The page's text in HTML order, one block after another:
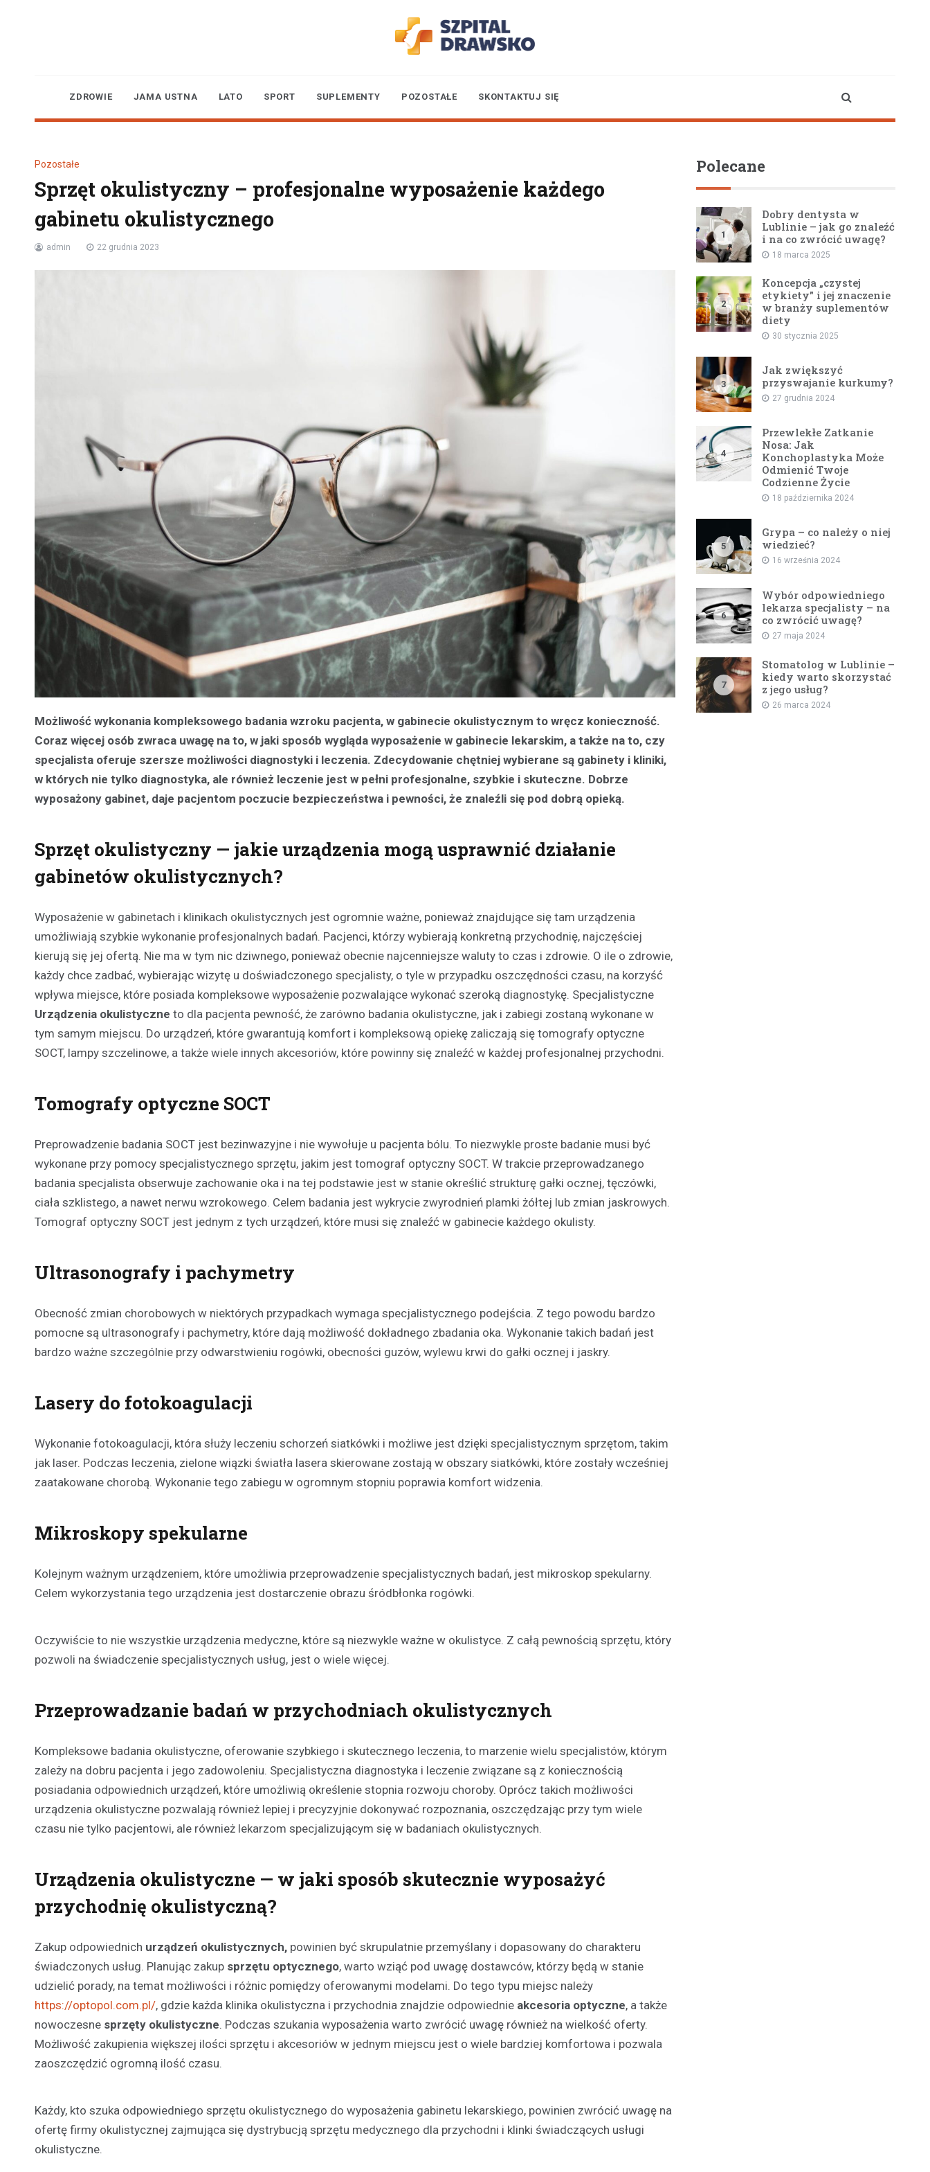
drawsko.pl
ZDROWIE JAMA USTNA LATO SPORT SUPLEMENTY POZOSTAŁE SKONTAKTUJ SIĘ
Pozostałe
Sprzęt okulistyczny – profesjonalne wyposażenie każdego
gabinetu okulistycznego
admin 22 grudnia 2023
Możliwość wykonania kompleksowego badania wzroku pacjenta, w gabinecie okulistycznym to wręcz konieczność.
Coraz więcej osób zwraca uwagę na to, w jaki sposób wygląda wyposażenie w gabinecie lekarskim, a także na to, czy
specjalista oferuje szersze możliwości diagnostyki i leczenia. Zdecydowanie chętniej wybierane są gabinety i kliniki,
w których nie tylko diagnostyka, ale również leczenie jest w pełni profesjonalne, szybkie i skuteczne. Dobrze
wyposażony gabinet, daje pacjentom poczucie bezpieczeństwa i pewności, że znaleźli się pod dobrą opieką.
Sprzęt okulistyczny — jakie urządzenia mogą usprawnić działanie
gabinetów okulistycznych?
Wyposażenie w gabinetach i klinikach okulistycznych jest ogromnie ważne, ponieważ znajdujące się tam urządzenia
umożliwiają szybkie wykonanie profesjonalnych badań. Pacjenci, którzy wybierają konkretną przychodnię, najczęściej
kierują się jej ofertą. Nie ma w tym nic dziwnego, ponieważ obecnie najcenniejsze waluty to czas i zdrowie. O ile o zdrowie,
każdy chce zadbać, wybierając wizytę u doświadczonego specjalisty, o tyle w przypadku oszczędności czasu, na korzyść
wpływa miejsce, które posiada kompleksowe wyposażenie pozwalające wykonać szeroką diagnostykę. Specjalistyczne
Urządzenia okulistyczne to dla pacjenta pewność, że zarówno badania okulistyczne, jak i zabiegi zostaną wykonane w
tym samym miejscu. Do urządzeń, które gwarantują komfort i kompleksową opiekę zaliczają się tomografy optyczne
SOCT, lampy szczelinowe, a także wiele innych akcesoriów, które powinny się znaleźć w każdej profesjonalnej przychodni.
Tomografy optyczne SOCT
Preprowadzenie badania SOCT jest bezinwazyjne i nie wywołuje u pacjenta bólu. To niezwykle proste badanie musi być
wykonane przy pomocy specjalistycznego sprzętu, jakim jest tomograf optyczny SOCT. W trakcie przeprowadzanego
badania specjalista obserwuje zachowanie oka i na tej podstawie jest w stanie określić strukturę gałki ocznej, tęczówki,
ciała szklistego, a nawet nerwu wzrokowego. Celem badania jest wykrycie zwyrodnień plamki żółtej lub zmian jaskrowych.
Tomograf optyczny SOCT jest jednym z tych urządzeń, które musi się znaleźć w gabinecie każdego okulisty.
Ultrasonografy i pachymetry
Obecność zmian chorobowych w niektórych przypadkach wymaga specjalistycznego podejścia. Z tego powodu bardzo
pomocne są ultrasonografy i pachymetry, które dają możliwość dokładnego zbadania oka. Wykonanie takich badań jest
bardzo ważne szczególnie przy odwarstwieniu rogówki, obecności guzów, wylewu krwi do gałki ocznej i jaskry.
Lasery do fotokoagulacji
Wykonanie fotokoagulacji, która służy leczeniu schorzeń siatkówki i możliwe jest dzięki specjalistycznym sprzętom, takim
jak laser. Podczas leczenia, zielone wiązki światła lasera skierowane zostają w obszary siatkówki, które zostały wcześniej
zaatakowane chorobą. Wykonanie tego zabiegu w ogromnym stopniu poprawia komfort widzenia.
Mikroskopy spekularne
Kolejnym ważnym urządzeniem, które umożliwia przeprowadzenie specjalistycznych badań, jest mikroskop spekularny.
Celem wykorzystania tego urządzenia jest dostarczenie obrazu śródbłonka rogówki.
Oczywiście to nie wszystkie urządzenia medyczne, które są niezwykle ważne w okulistyce. Z całą pewnością sprzętu, który
pozwoli na świadczenie specjalistycznych usług, jest o wiele więcej.
Przeprowadzanie badań w przychodniach okulistycznych
Kompleksowe badania okulistyczne, oferowanie szybkiego i skutecznego leczenia, to marzenie wielu specjalistów, którym
zależy na dobru pacjenta i jego zadowoleniu. Specjalistyczna diagnostyka i leczenie związane są z koniecznością
posiadania odpowiednich urządzeń, które umożliwią określenie stopnia rozwoju choroby. Oprócz takich możliwości
urządzenia okulistyczne pozwalają również lepiej i precyzyjnie dokonywać rozpoznania, oszczędzając przy tym wiele
czasu nie tylko pacjentowi, ale również lekarzom specjalizującym się w badaniach okulistycznych.
Urządzenia okulistyczne — w jaki sposób skutecznie wyposażyć
przychodnię okulistyczną?
Zakup odpowiednich urządzeń okulistycznych, powinien być skrupulatnie przemyślany i dopasowany do charakteru
świadczonych usług. Planując zakup sprzętu optycznego, warto wziąć pod uwagę dostawców, którzy będą w stanie
udzielić porady, na temat możliwości i różnic pomiędzy oferowanymi modelami. Do tego typu miejsc należy
https://optopol.com.pl/, gdzie każda klinika okulistyczna i przychodnia znajdzie odpowiednie akcesoria optyczne, a także
nowoczesne sprzęty okulistyczne. Podczas szukania wyposażenia warto zwrócić uwagę również na wielkość oferty.
Możliwość zakupienia większej ilości sprzętu i akcesoriów w jednym miejscu jest o wiele bardziej komfortowa i pozwala
zaoszczędzić ogromną ilość czasu.
Każdy, kto szuka odpowiedniego sprzętu okulistycznego do wyposażenia gabinetu lekarskiego, powinien zwrócić uwagę na
ofertę firmy okulistycznej zajmująca się dystrybucją sprzętu medycznego dla przychodni i klinki świadczących usługi
okulistyczne.
Polecane
1
Dobry dentysta w
Lublinie – jak go znaleźć
i na co zwrócić uwagę?
18 marca 2025
2
Koncepcja „czystej
etykiety” i jej znaczenie
w branży suplementów
diety
30 stycznia 2025
3
Jak zwiększyć
przyswajanie kurkumy?
27 grudnia 2024
4
Przewlekłe Zatkanie
Nosa: Jak
Konchoplastyka Może
Odmienić Twoje
Codzienne Życie
18 października 2024
5
Grypa – co należy o niej
wiedzieć?
16 września 2024
6
Wybór odpowiedniego
lekarza specjalisty – na
co zwrócić uwagę?
27 maja 2024
7
Stomatolog w Lublinie –
kiedy warto skorzystać
z jego usług?
26 marca 2024